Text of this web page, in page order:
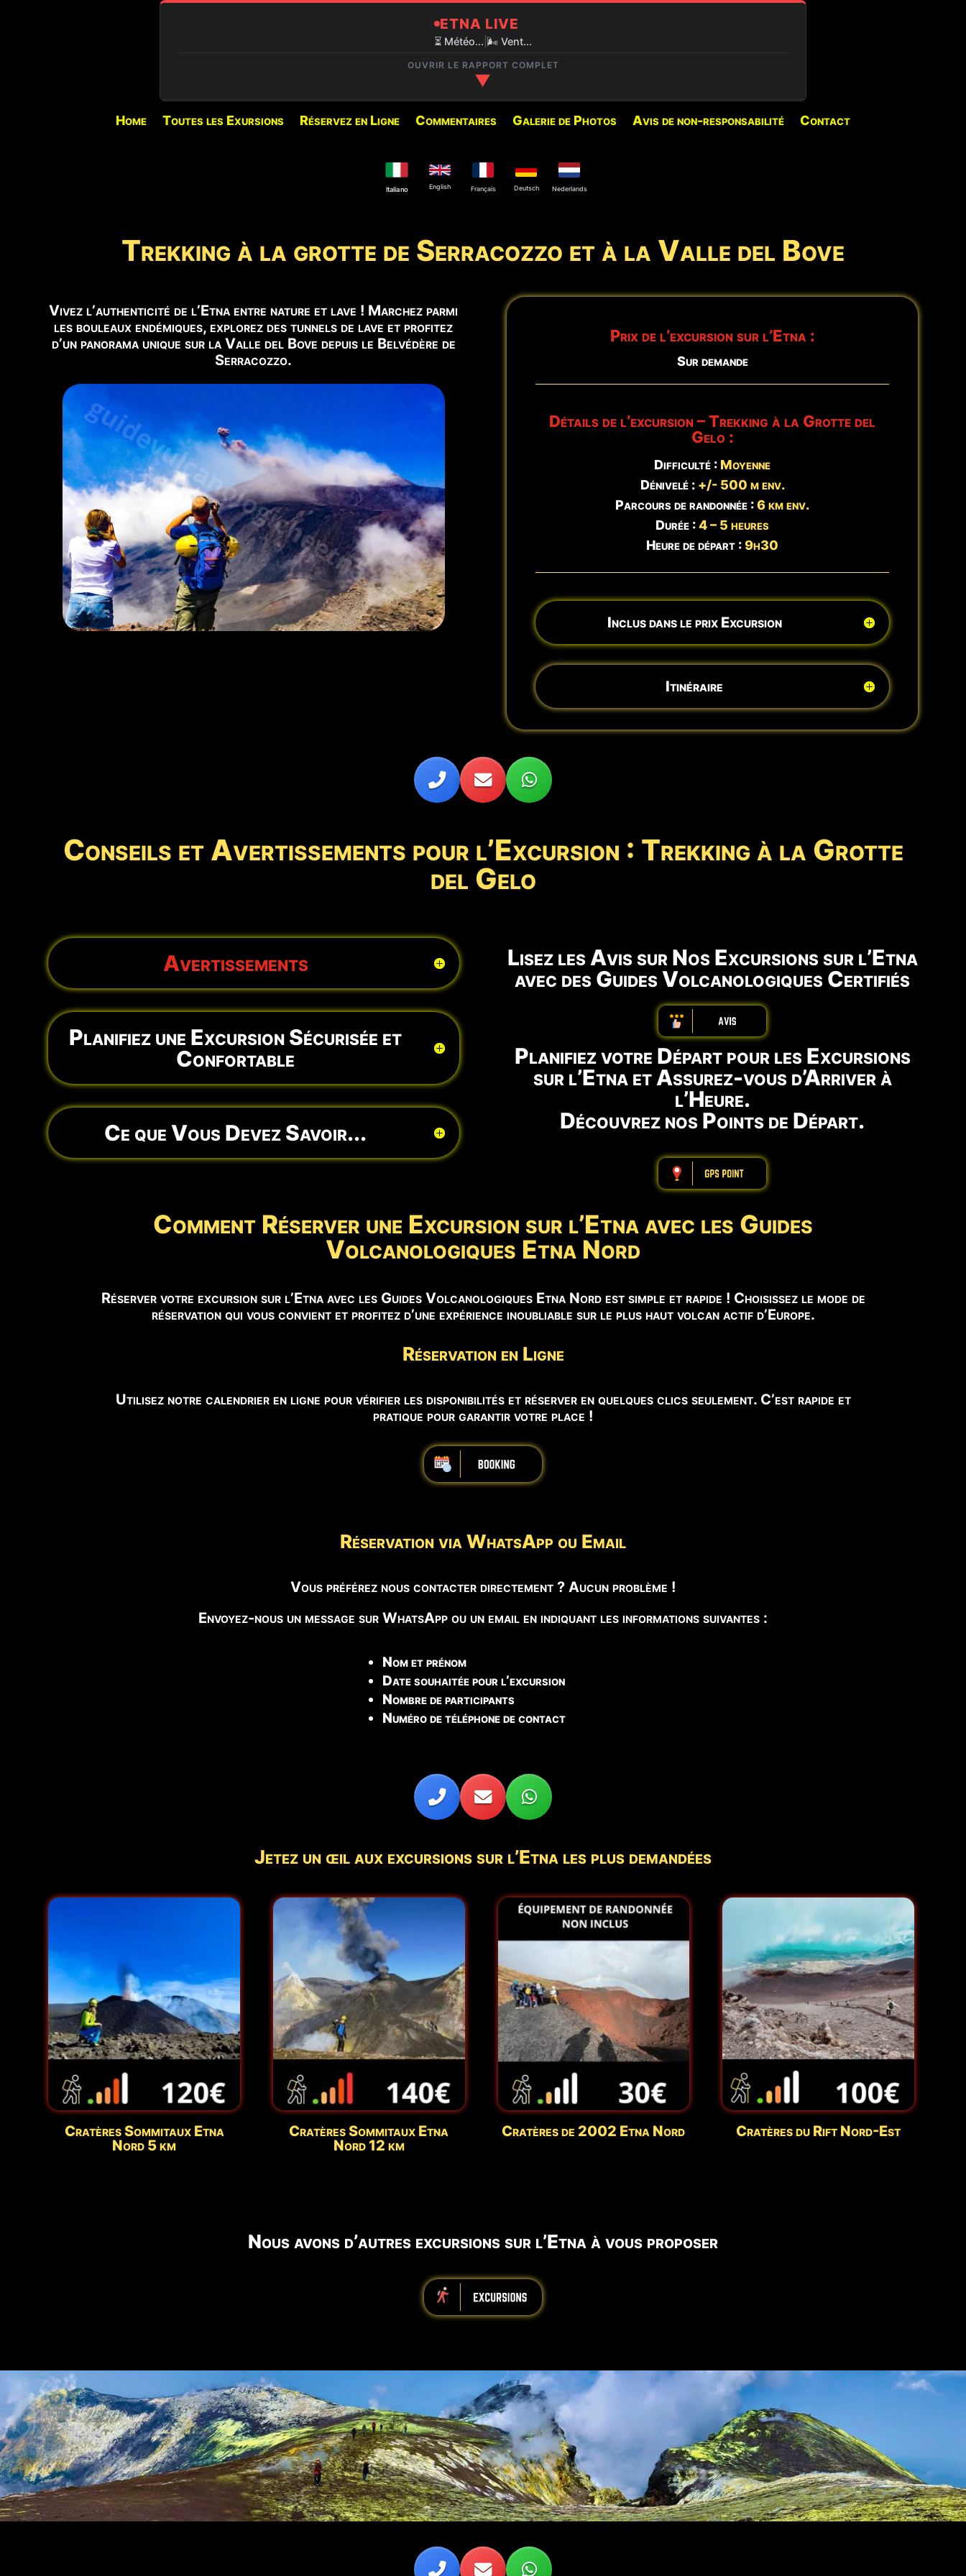
ETNA LIVE
⏳ Météo... 🌬️ Vent...
OUVRIR LE RAPPORT COMPLET
▼
🔍 CONDITIONS EN TEMPS RÉEL
🌋 ACTIVITÉ VOLCANIQUE
⚠️ ACCÈS AU SOMMET
Guides autorisés uniquement.
✅ EXCURSIONS RECOMMANDÉES POUR CETTE PÉRIODE
pour cette période :
🌋 Trekking 3000m Etna Sud Réserver →
Note :Chaussures de rando obligatoires. Mis à jour :
Home Toutes les Exursions Réservez en Ligne Commentaires Galerie de Photos Avis de non-responsabilité Contact
Italiano English Français Deutsch Nederlands
Trekking à la grotte de Serracozzo et à la Valle del Bove
Vivez l’authenticité de l’Etna entre nature et lave ! Marchez parmi
les bouleaux endémiques, explorez des tunnels de lave et profitez
d’un panorama unique sur la Valle del Bove depuis le Belvédère de
Serracozzo.
Prix de l’excursion sur l’Etna :
Sur demande
Détails de l’excursion – Trekking à la Grotte del
Gelo :
Difficulté : Moyenne
Dénivelé : +/- 500 m env.
Parcours de randonnée :6 km env.
Durée :4 – 5 heures
Heure de départ :9h30
Inclus dans le prix Excursion
Itinéraire
Conseils et Avertissements pour l’Excursion : Trekking à la Grotte
del Gelo
Avertissements
Planifiez une Excursion Sécurisée et
Confortable
Ce que Vous Devez Savoir...
Lisez les Avis sur Nos Excursions sur l’Etna
avec des Guides Volcanologiques Certifiés
ABBBBBBBBBB
Planifiez votre Départ pour les Excursions
sur l’Etna et Assurez-vous d’Arriver à
l’Heure.
Découvrez nos Points de Départ.
ABBBBBBBBBB
Comment Réserver une Excursion sur l’Etna avec les Guides
Volcanologiques Etna Nord
Réserver votre excursion sur l’Etna avec les Guides Volcanologiques Etna Nord est simple et rapide ! Choisissez le mode de
réservation qui vous convient et profitez d’une expérience inoubliable sur le plus haut volcan actif d’Europe.
Réservation en Ligne
Utilisez notre calendrier en ligne pour vérifier les disponibilités et réserver en quelques clics seulement. C’est rapide et
pratique pour garantir votre place !
iiiiiiiiiiiiiiiiiiiiiiii
Réservation via WhatsApp ou Email
Vous préférez nous contacter directement ? Aucun problème !
Envoyez-nous un message sur WhatsApp ou un email en indiquant les informations suivantes :
Nom et prénom
Date souhaitée pour l’excursion
Nombre de participants
Numéro de téléphone de contact
Jetez un œil aux excursions sur l’Etna les plus demandées
Cratères Sommitaux Etna
Nord 5 km
Cratères Sommitaux Etna
Nord 12 km
Cratères de 2002 Etna Nord Cratères du Rift Nord-Est
Nous avons d’autres excursions sur l’Etna à vous proposer
iiiiiiiiiiiiiiiiiiiiiiii